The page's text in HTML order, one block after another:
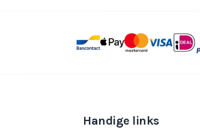
Handige links